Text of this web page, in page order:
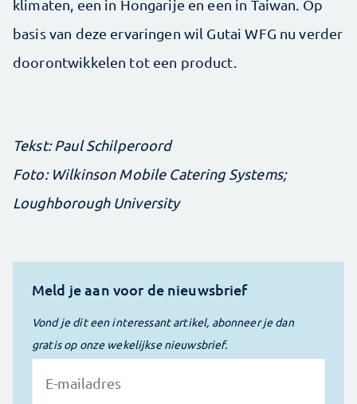
klimaten, een in Hongarije en een in Taiwan. Op
basis van deze ervaringen wil Gutai WFG nu verder
doorontwikkelen tot een product.
Tekst: Paul Schilperoord
Foto: Wilkinson Mobile Catering Systems;
Loughborough University
Meld je aan voor de nieuwsbrief
Vond je dit een interessant artikel, abonneer je dan
gratis op onze wekelijkse nieuwsbrief.